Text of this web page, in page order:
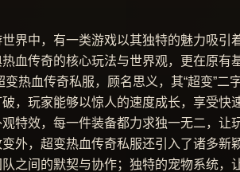
界中，有一类游戏以其独特的魅力吸引
血传奇的核心玩法与世界观，更在原
变热血传奇私服，顾名思义，其“超变”
破，玩家能够以惊人的速度成长，享受
特效，每一件装备都力求独一无二，
外，超变热血传奇私服还引入了诸多
之间的默契与协作；独特的宠物系统